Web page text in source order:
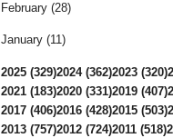
February (28)
January (11)
2025 (329)2024 (362)2023 (320)
2021 (183)2020 (331)2019 (407)
2017 (406)2016 (428)2015 (503)
2013 (757)2012 (724)2011 (518)